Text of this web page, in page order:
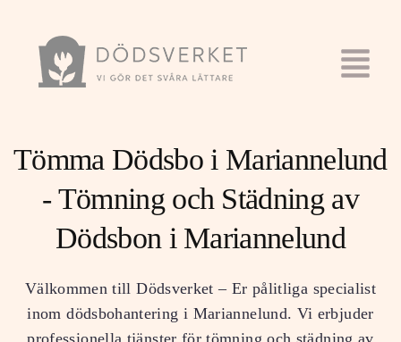
Tömma Dödsbo i Mariannelund
- Tömning och Städning av
Dödsbon i Mariannelund
Välkommen till Dödsverket – Er pålitliga specialist
inom dödsbohantering i Mariannelund. Vi erbjuder